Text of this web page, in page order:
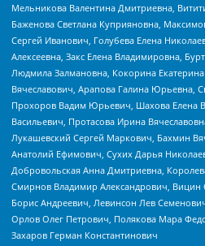
Мельникова Валентина Дмитриевна,
Баженова Светлана Куприяновна,
Сергей Иванович, Голубева Елена
Алексеевна, Закс Елена Владимировна,
Людмила Залмановна, Кокорина
Вячеславович, Арапова Галина Юрьевна,
Прохоров Вадим Юрьевич, Шахова Елена
Васильевич, Протасова Ирина
Лукашевский Сергей Маркович, Бахмин
Анатолий Ефимович, Сухих Дарья
Добровольская Анна Дмитриевна,
Смирнов Владимир Александрович, Вицин
Борис Андреевич, Левинсон Лев
Орлов Олег Петрович, Полякова Мара
Захаров Герман Константинович